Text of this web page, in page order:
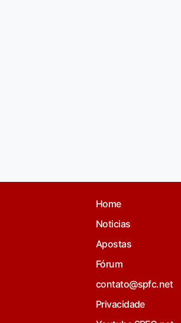
Home
Noticias
Apostas
Fórum
contato@spfc.net
Privacidade